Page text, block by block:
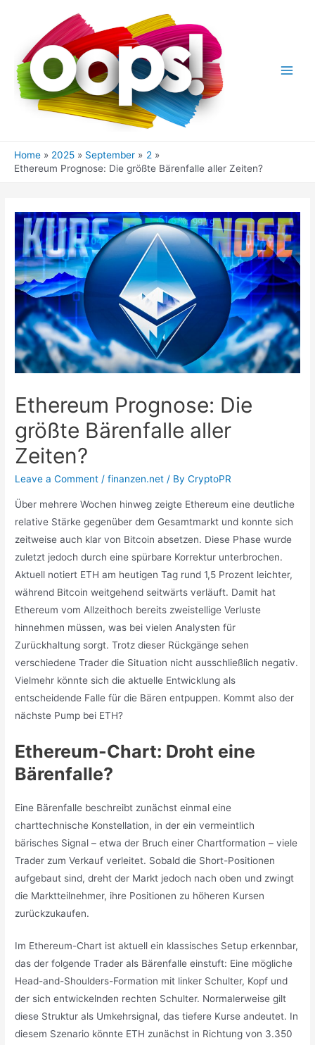
Home 2025 September
2
Ethereum Prognose: Die größte Bärenfalle aller Zeiten?
Ethereum Prognose: Die
größte Bärenfalle aller
Zeiten?
Leave a Comment /finanzen.net / ByCryptoPR
Über mehrere Wochen hinweg zeigte Ethereum eine deutliche
relative Stärke gegenüber dem Gesamtmarkt und konnte sich
zeitweise auch klar von Bitcoin absetzen. Diese Phase wurde
zuletzt jedoch durch eine spürbare Korrektur unterbrochen.
Aktuell notiert ETH am heutigen Tag rund 1,5 Prozent leichter,
während Bitcoin weitgehend seitwärts verläuft. Damit hat
Ethereum vom Allzeithoch bereits zweistellige Verluste
hinnehmen müssen, was bei vielen Analysten für
Zurückhaltung sorgt. Trotz dieser Rückgänge sehen
verschiedene Trader die Situation nicht ausschließlich negativ.
Vielmehr könnte sich die aktuelle Entwicklung als
entscheidende Falle für die Bären entpuppen. Kommt also der
nächste Pump bei ETH?
Ethereum-Chart: Droht eine
Bärenfalle?
Eine Bärenfalle beschreibt zunächst einmal eine
charttechnische Konstellation, in der ein vermeintlich
bärisches Signal – etwa der Bruch einer Chartformation – viele
Trader zum Verkauf verleitet. Sobald die Short-Positionen
aufgebaut sind, dreht der Markt jedoch nach oben und zwingt
die Marktteilnehmer, ihre Positionen zu höheren Kursen
zurückzukaufen.
Im Ethereum-Chart ist aktuell ein klassisches Setup erkennbar,
das der folgende Trader als Bärenfalle einstuft: Eine mögliche
Head-and-Shoulders-Formation mit linker Schulter, Kopf und
der sich entwickelnden rechten Schulter. Normalerweise gilt
diese Struktur als Umkehrsignal, das tiefere Kurse andeutet. In
diesem Szenario könnte ETH zunächst in Richtung von 3.350